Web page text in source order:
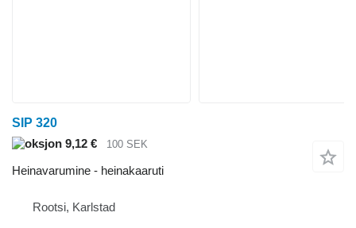
SIP 320
9,12 €
100 SEK
Heinavarumine - heinakaaruti
Rootsi, Karlstad